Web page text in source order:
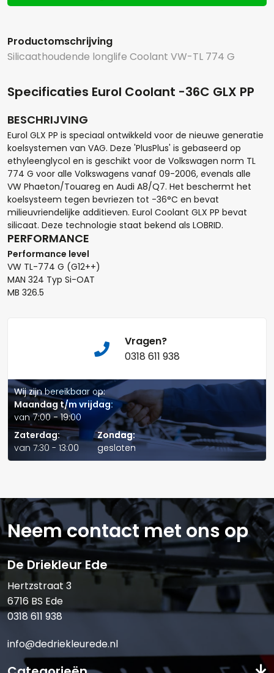
Productomschrijving
Silicaathoudende longlife Coolant VW-TL 774 G
Specificaties Eurol Coolant -36C GLX PP
BESCHRIJVING
Eurol GLX PP is speciaal ontwikkeld voor de nieuwe generatie
koelsystemen van VAG. Deze 'PlusPlus' is gebaseerd op
ethyleenglycol en is geschikt voor de Volkswagen norm TL
774 G voor alle Volkswagens vanaf 09-2006, evenals alle
VW Phaeton/Touareg en Audi A8/Q7. Het beschermt het
koelsysteem tegen bevriezen tot -36°C en bevat
milieuvriendelijke additieven. Eurol Coolant GLX PP bevat
silicaat. Deze technologie staat bekend als LOBRID.
PERFORMANCE
Performance level
VW TL-774 G (G12++)
MAN 324 Typ Si-OAT
MB 326.5
Vragen?
0318 611 938
Wij zijn bereikbaar op:
Maandag t/m vrijdag:
van 7:00 - 19:00
Zaterdag:
van 7:30 - 13:00
Zondag:
gesloten
Hoeveel liter*:
Aantal
- +
Opmerkingen:
Telefoonnummer:
Verstuur offerte
Neem contact met ons op
De Driekleur Ede
Hertzstraat 3
6716 BS Ede
0318 611 938
info@dedriekleurede.nl